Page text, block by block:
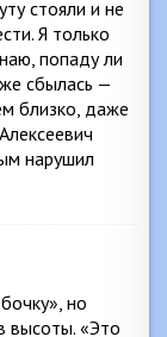
стояли и не
Я только
попаду ли
сбылась —
близко, даже
нарушил
но
высоты. «Это